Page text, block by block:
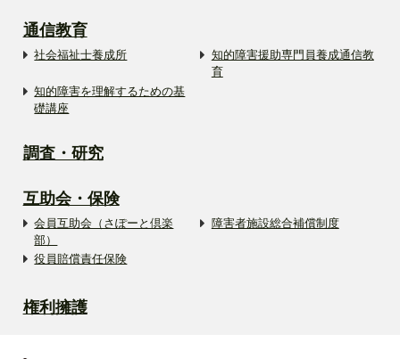
通信教育
社会福祉士養成所
知的障害援助専門員養成通信教
育
知的障害を理解するための基
礎講座
調査・研究
互助会・保険
会員互助会（さぽーと倶楽
部）
障害者施設総合補償制度
役員賠償責任保険
権利擁護